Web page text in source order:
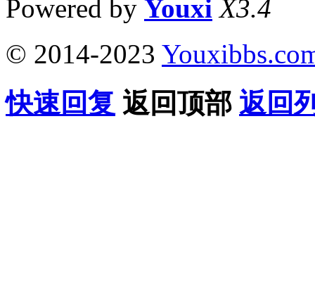
Powered by Youxi X3.4
© 2014-2023
快速回复 返回顶部 返回